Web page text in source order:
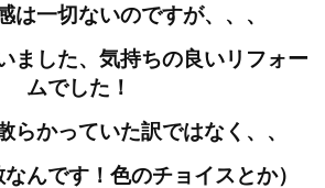
は一切ないのですが、、、
ました、気持ちの良いリフォー
ムでした！
らかっていた訳ではなく、、
んです！色のチョイスとか）